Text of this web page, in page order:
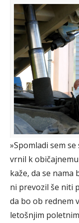
»Spomladi sem
vrnil k
kaže, da se
ni prevozil še niti
da bo ob rednem
letošnjim